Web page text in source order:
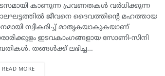
കാണുന്ന പ്രവണതകൾ വർധിക്കുന്ന
ജീവനെ ദൈവത്തിന്റെ മഹത്തായ
സ്വീകരിച്ച് മാതൃകയാകുകയാണ്
ഇടവകാംഗങ്ങളായ സോണി-സിനി
തങ്ങൾക്ക് ലഭിച്ച...
READ MOREDETAILS